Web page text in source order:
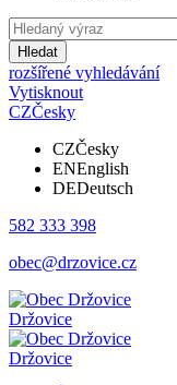
Hledat
rozšířené vyhledávání
Vytisknout
CZČesky
CZČesky
ENEnglish
DEDeutsch
582 333 398
obec@drzovice.cz
Držovice
Držovice